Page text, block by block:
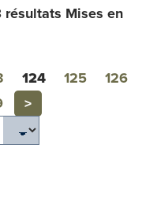
Mises en
124 125
126
Next
>